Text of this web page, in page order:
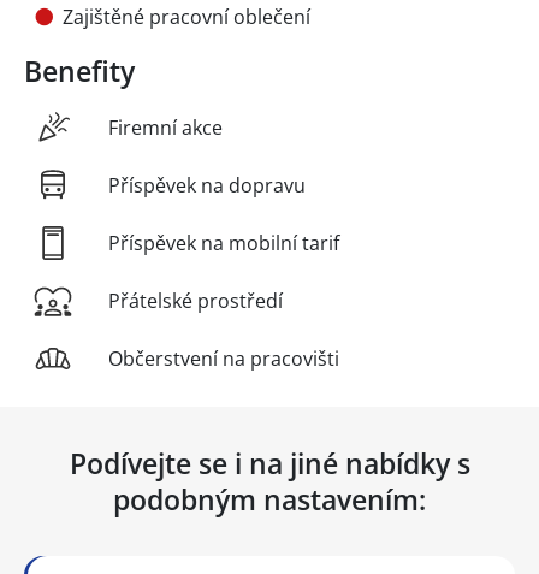
Zajištěné pracovní oblečení
Benefity
Firemní akce
Příspěvek na dopravu
Příspěvek na mobilní tarif
Přátelské prostředí
Občerstvení na pracovišti
Podívejte se i na jiné nabídky s
podobným nastavením: